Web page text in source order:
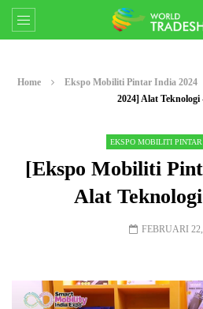
Home Ekspo Mobiliti Pintar India 2024
2024] Alat Teknologi
EKSPO MOBILITI
[Ekspo Mobiliti
Alat
FEBRUARI